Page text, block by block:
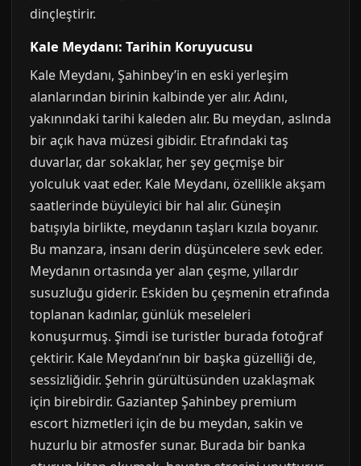
dinçleştirir.
Kale Meydanı: Tarihin Koruyucusu
Kale Meydanı, Şahinbey’in en eski yerleşim
alanlarından birinin kalbinde yer alır. Adını,
yakınındaki tarihi kaleden alır. Bu meydan, aslında
bir açık hava müzesi gibidir. Etrafındaki taş
duvarlar, dar sokaklar, her şey geçmişe bir
yolculuk vaat eder. Kale Meydanı, özellikle akşam
saatlerinde büyüleyici bir hal alır. Güneşin
batışıyla birlikte, meydanın taşları kızıla boyanır.
Bu manzara, insanı derin düşüncelere sevk eder.
Meydanın ortasında yer alan çeşme, yıllardır
susuzluğu giderir. Eskiden bu çeşmenin etrafında
toplanan kadınlar, günlük meseleleri
konuşurmuş. Şimdi ise turistler burada fotoğraf
çektirir. Kale Meydanı’nın bir başka güzelliği de,
sessizliğidir. Şehrin gürültüsünden uzaklaşmak
için birebirdir. Gaziantep Şahinbey premium
escort hizmetleri için de bu meydan, sakin ve
huzurlu bir atmosfer sunar. Burada bir banka